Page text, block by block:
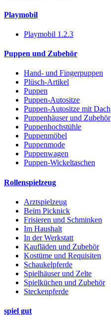
Playmobil
Playmobil 1.2.3
Puppen und Zubehör
Hand- und Fingerpuppen
Plüsch-Artikel
Puppen
Puppen-Autositze
Puppen-Autositze mit Dach
Puppenhäuser und Zubehör
Puppenhochstühle
Puppenmöbel
Puppenmode
Puppenwagen
Puppen-Wickeltaschen
Rollenspielzeug
Arztspielzeug
Beim Picknick
Frisieren und Schminken
Im Haushalt
In der Werkstatt
Kaufläden und Zubehör
Kostüme und Requisiten
Schaukelpferde
Spielhäuser und Zelte
Spielküchen und Zubehör
Steckenpferde
spiel gut